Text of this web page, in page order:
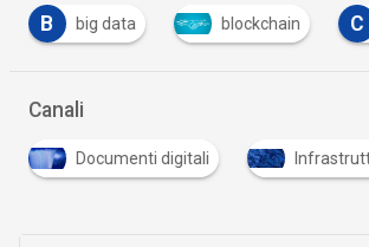
B big data blockchain C
Canali
Documenti digitali